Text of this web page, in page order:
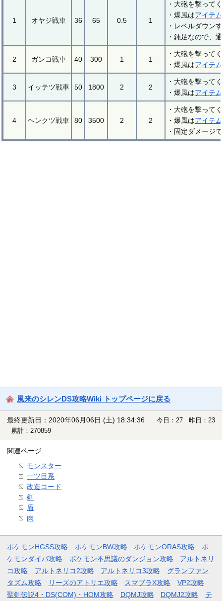
1 オヤジ戦車 36 65 0.5 1
・大砲を撃って
・爆風はアイテム
・レベルダウン
・鈍足なので、
2 ガンコ戦車 40 300 1 1
・大砲を撃って
・爆風はアイテム
3 イッテツ戦車 50 1800 2 2
・大砲を撃って
・爆風はアイテム
4 ヘンクツ戦車 80 3500 2 2
・大砲を撃って
・爆風はアイテム
・固定ダメージ
風来のシレンDS攻略Wiki トップページに戻る
最終更新日：2020年06月06日 (土) 18:34:36
今日：27 昨日：23
累計：270859
関連ページ
モンスター
一ツ目系
改造コード
剣
盾
肉
ポケモンHGSS攻略 ポケモンBW攻略 ポケモンORAS攻略
ポ
ケモンダイパ攻略
ポケモン不思議のダンジョン攻略
アルトネリ
コ攻略
アルトネリコ2攻略 アルトネリコ3攻略
グランファン
タズム攻略
リーズのアトリエ攻略 スマブラX攻略
VP2攻略
聖剣伝説4・DS(COM)・HOM攻略
DQMJ攻略 DQMJ2攻略 テ